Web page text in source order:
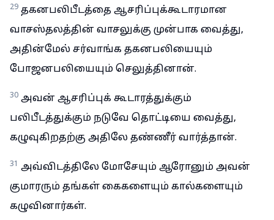
29 தகனபலிபீடத்தை ஆசரிப்புக்கூடாரமான
வாசஸ்தலத்தின் வாசலுக்கு முன்பாக வைத்து,
அதின்மேல் சர்வாங்க தகனபலியையும்
போஜனபலியையும் செலுத்தினான்.
30 அவன் ஆசரிப்புக் கூடாரத்துக்கும்
பலிபீடத்துக்கும் நடுவே தொட்டியை வைத்து,
கழுவுகிறதற்கு அதிலே தண்ணீர் வார்த்தான்.
31 அவ்விடத்திலே மோசேயும் ஆரோனும் அவன்
குமாரரும் தங்கள் கைகளையும் கால்களையும்
கழுவினார்கள்.